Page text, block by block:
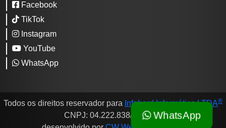
WhatsApp
Facebook
TikTok
Instagram
YouTube
WhatsApp
Todos os direitos reservador para Infohard Informática LTDA®
CNPJ: 04.222.838/0001-80